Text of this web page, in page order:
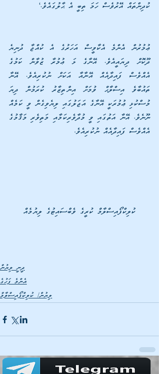
ކުދިންތައް އޭރުވެސް ހަމަ ތިބީ އެ ޙާލުގައެވެ.‘
ޢުމުރުން އެންމެ އެކާވީސް އަހަރުގެ އެ ކުއްޖާ ދުނިޔެ
އެއްވެސް ފައިދާއެއް އޭނާއާ އަކަށް ނުކުރިއެވެ. އޭނާ
ތައުބާވެ އިސްލާޙް ވުމަށް އިންތިޒާރު ކުރަމުން ދިޔަ
އެއްވެސް ފައިދާއެއް ނުކުރިއެވެ.
ކުލިކްފޯއިސްލާމް ކުރީގެ ވެބްސައިޓުގެ ލިޔުމެއް
ދީނީ ލިޔުން
އެންމެ ފަހުގެ
ލިޔުން/ ކުލިކްފޯއިސްލާމް